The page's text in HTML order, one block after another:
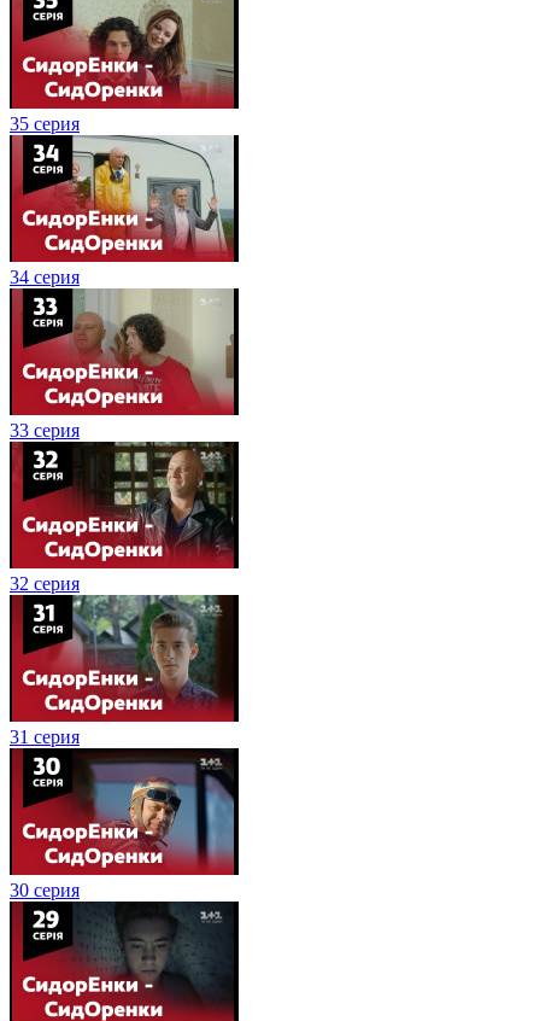
35 серия
34 серия
33 серия
32 серия
31 серия
30 серия